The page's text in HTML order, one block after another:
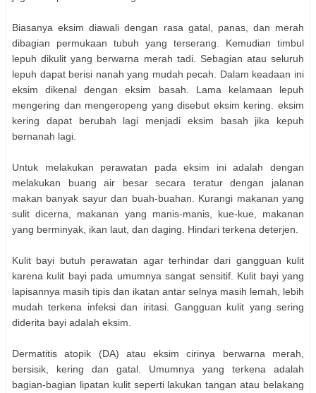
Biasanya eksim diawali dengan rasa gatal, panas, dan merah
dibagian permukaan tubuh yang terserang. Kemudian timbul
lepuh dikulit yang berwarna merah tadi. Sebagian atau seluruh
lepuh dapat berisi nanah yang mudah pecah. Dalam keadaan ini
eksim dikenal dengan eksim basah. Lama kelamaan lepuh
mengering dan mengeropeng yang disebut eksim kering. eksim
kering dapat berubah lagi menjadi eksim basah jika kepuh
bernanah lagi.
Untuk melakukan perawatan pada eksim ini adalah dengan
melakukan buang air besar secara teratur dengan jalanan
makan banyak sayur dan buah-buahan. Kurangi makanan yang
sulit dicerna, makanan yang manis-manis, kue-kue, makanan
yang berminyak, ikan laut, dan daging. Hindari terkena deterjen.
Kulit bayi butuh perawatan agar terhindar dari gangguan kulit
karena kulit bayi pada umumnya sangat sensitif. Kulit bayi yang
lapisannya masih tipis dan ikatan antar selnya masih lemah, lebih
mudah terkena infeksi dan iritasi. Gangguan kulit yang sering
diderita bayi adalah eksim.
Dermatitis atopik (DA) atau eksim cirinya berwarna merah,
bersisik, kering dan gatal. Umumnya yang terkena adalah
bagian-bagian lipatan kulit seperti lakukan tangan atau belakang